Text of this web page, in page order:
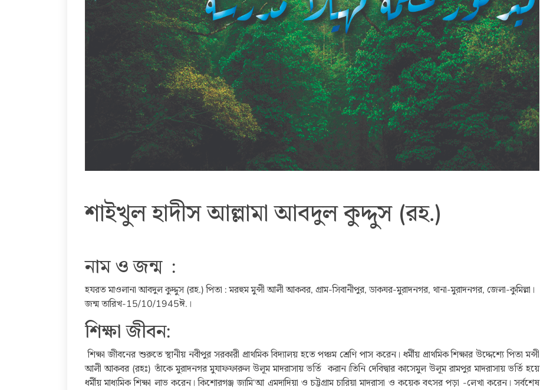
শাইখুল হাদীস আল্লামা আবদুল কুদ্দুস (রহ.)
নাম ও জন্ম :
হযরত মাওলানা আবদুল কুদ্দুস (রহ.) পিতা : মরহুম মুন্সী আলী আকবর, গ্রাম-সিবানীপুর, ডাকঘর-মুরাদনগর, থানা-মুরাদনগর, জেলা-কুমিল্লা।
জন্ম তারিখ-15/10/1945ঈ.।
শিক্ষা জীবন:
শিক্ষা জীবনের শুরুতে স্থানীয় নবীপুর সরকারী প্রাথমিক বিদ্যালয় হতে পঞ্চম শ্রেণি পাস করেন। ধর্মীয় প্রাথমিক শিক্ষার উদ্দেশ্যে পিতা মন্সী
আলী আকবর (রহঃ) তাঁকে মুরাদনগর মুযাফফারুল উলূম মাদরাসায় ভর্তি করান।তিনি দেবিদ্বার কাসেমুল উলূম রামপুর মাদরাসায় ভর্তি হয়ে
ধর্মীয় মাধ্যমিক শিক্ষা লাভ করেন। কিশোরগঞ্জ জামি‘আ এমদাদিয়া ও চট্টগ্রাম চারিয়া মাদরাসা ও কয়েক বৎসর পড়া -লেখা করেন। সর্বশেষ